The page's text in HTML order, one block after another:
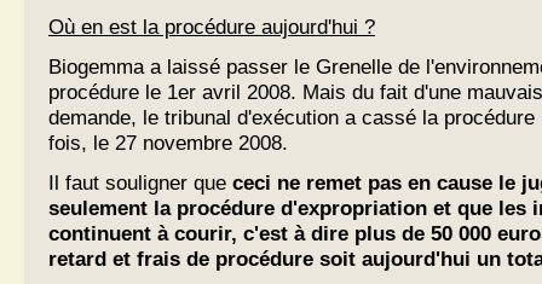
Où en est la procédure aujourd'hui ?
Biogemma a laissé passer le Grenelle de
procédure le 1er avril 2008. Mais du fait d'une
demande, le tribunal d'exécution a cassé la procédure
fois, le 27 novembre 2008.
Il faut souligner que ceci ne remet pas en cause le
seulement la procédure d'expropriation et que les
continuent à courir, c'est à dire plus de 50 000
retard et frais de procédure soit aujourd'hui un